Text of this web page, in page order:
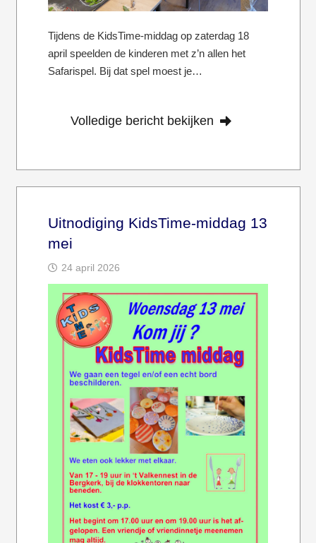
Tijdens de KidsTime-middag op zaterdag 18
april speelden de kinderen met z’n allen het
Safarispel. Bij dat spel moest je…
Volledige bericht bekijken
Uitnodiging KidsTime-middag 13
mei
24 april 2026